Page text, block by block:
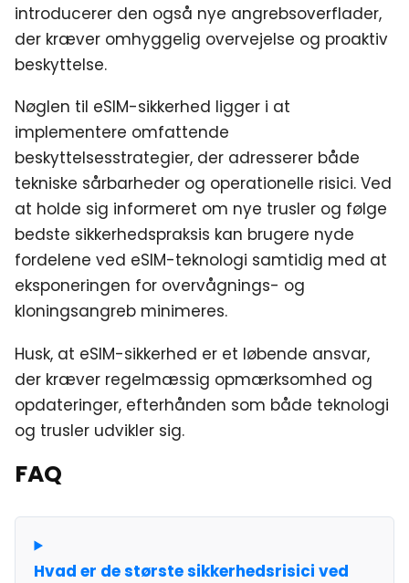
introducerer den også nye angrebsoverflader,
der kræver omhyggelig overvejelse og proaktiv
beskyttelse.
Nøglen til eSIM-sikkerhed ligger i at
implementere omfattende
beskyttelsesstrategier, der adresserer både
tekniske sårbarheder og operationelle risici. Ved
at holde sig informeret om nye trusler og følge
bedste sikkerhedspraksis kan brugere nyde
fordelene ved eSIM-teknologi samtidig med at
eksponeringen for overvågnings- og
kloningsangreb minimeres.
Husk, at eSIM-sikkerhed er et løbende ansvar,
der kræver regelmæssig opmærksomhed og
opdateringer, efterhånden som både teknologi
og trusler udvikler sig.
FAQ
Hvad er de største sikkerhedsrisici ved